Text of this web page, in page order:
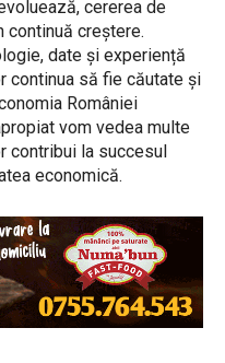
cererea de
creștere.
date și experiență
continua să fie căutate și
României
vom vedea multe
contribui la succesul
economică.